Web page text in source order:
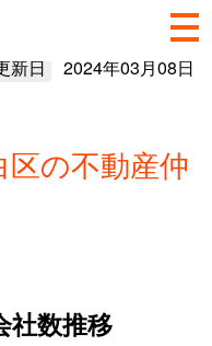
新日 2024年03月08日
の不動産仲
社数推移